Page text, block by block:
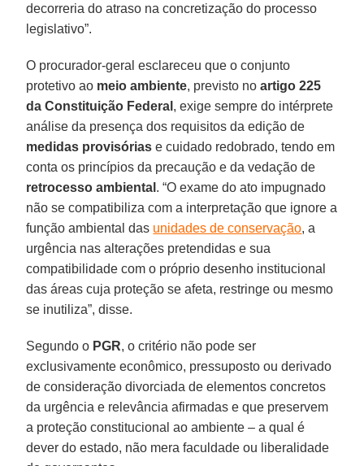
decorreria do atraso na concretização do processo
legislativo”.
O procurador-geral esclareceu que o conjunto
protetivo ao meio ambiente, previsto noartigo 225
da Constituição Federal , exige sempre do intérprete
análise da presença dos requisitos da edição de
medidas provisórias e cuidado redobrado, tendo em
conta os princípios da precaução e da vedação de
retrocesso ambiental . “O exame do ato impugnado
não se compatibiliza com a interpretação que ignore a
função ambiental das unidades de conservação, a
urgência nas alterações pretendidas e sua
compatibilidade com o próprio desenho institucional
das áreas cuja proteção se afeta, restringe ou mesmo
se inutiliza”, disse.
Segundo o PGR, o critério não pode ser
exclusivamente econômico, pressuposto ou derivado
de consideração divorciada de elementos concretos
da urgência e relevância afirmadas e que preservem
a proteção constitucional ao ambiente – a qual é
dever do estado, não mera faculdade ou liberalidade